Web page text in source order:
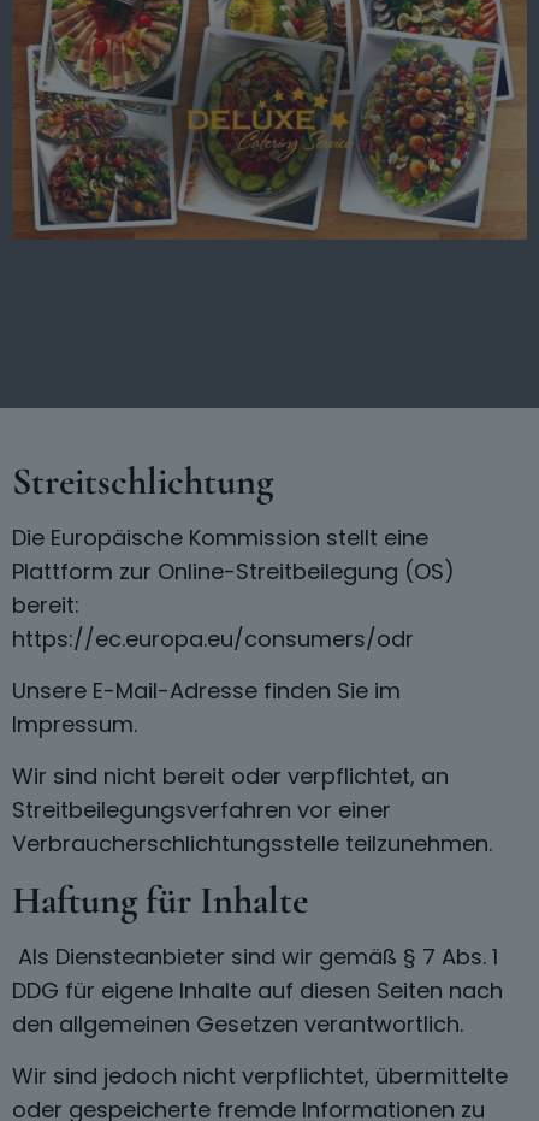
Streitschlichtung
Die Europäische Kommission stellt eine
Plattform zur Online-Streitbeilegung (OS)
bereit:
https://ec.europa.eu/consumers/odr
Unsere E-Mail-Adresse finden Sie im
Impressum.
Wir sind nicht bereit oder verpflichtet, an
Streitbeilegungsverfahren vor einer
Verbraucherschlichtungsstelle teilzunehmen.
Haftung für Inhalte
Als Diensteanbieter sind wir gemäß § 7 Abs. 1
DDG für eigene Inhalte auf diesen Seiten nach
den allgemeinen Gesetzen verantwortlich.
Wir sind jedoch nicht verpflichtet, übermittelte
oder gespeicherte fremde Informationen zu